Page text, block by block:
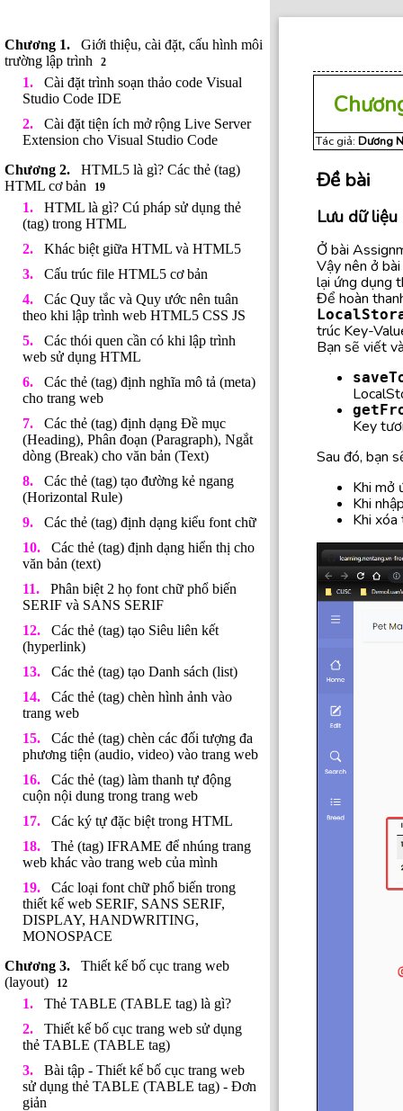
Giới thiệu, cài đặt, cấu hình môi
trường lập trình
2
Cài đặt trình soạn thảo code Visual
Studio Code IDE
Cài đặt tiện ích mở rộng Live Server
Extension cho Visual Studio Code
HTML5 là gì? Các thẻ (tag)
HTML cơ bản
19
HTML là gì? Cú pháp sử dụng thẻ
(tag) trong HTML
Khác biệt giữa HTML và HTML5
Cấu trúc file HTML5 cơ bản
Các Quy tắc và Quy ước nên tuân
theo khi lập trình web HTML5 CSS JS
Các thói quen cần có khi lập trình
web sử dụng HTML
Các thẻ (tag) định nghĩa mô tả (meta)
cho trang web
Các thẻ (tag) định dạng Đề mục
(Heading), Phân đoạn (Paragraph), Ngắt
dòng (Break) cho văn bản (Text)
Các thẻ (tag) tạo đường kẻ ngang
(Horizontal Rule)
Các thẻ (tag) định dạng kiểu font chữ
Các thẻ (tag) định dạng hiển thị cho
văn bản (text)
Phân biệt 2 họ font chữ phổ biến
SERIF và SANS SERIF
Các thẻ (tag) tạo Siêu liên kết
(hyperlink)
Các thẻ (tag) tạo Danh sách (list)
Các thẻ (tag) chèn hình ảnh vào
trang web
Các thẻ (tag) chèn các đối tượng đa
phương tiện (audio, video) vào trang web
Các thẻ (tag) làm thanh tự động
cuộn nội dung trong trang web
Các ký tự đặc biệt trong HTML
Thẻ (tag) IFRAME để nhúng trang
web khác vào trang web của mình
Các loại font chữ phổ biến trong
thiết kế web SERIF, SANS SERIF,
DISPLAY, HANDWRITING,
MONOSPACE
Thiết kế bố cục trang web
(layout)
12
Thẻ TABLE (TABLE tag) là gì?
Thiết kế bố cục trang web sử dụng
thẻ TABLE (TABLE tag)
Bài tập - Thiết kế bố cục trang web
sử dụng thẻ TABLE (TABLE tag) - Đơn
giản
Tác giả: Dương
Đề bài
Lưu dữ
Ở bài
Vậy nên ở
lại ứng dụng
Để hoàn
trúc Key-
Bạn sẽ viết
Key
Sau đó, bạn
Khi mở
Khi
Khi